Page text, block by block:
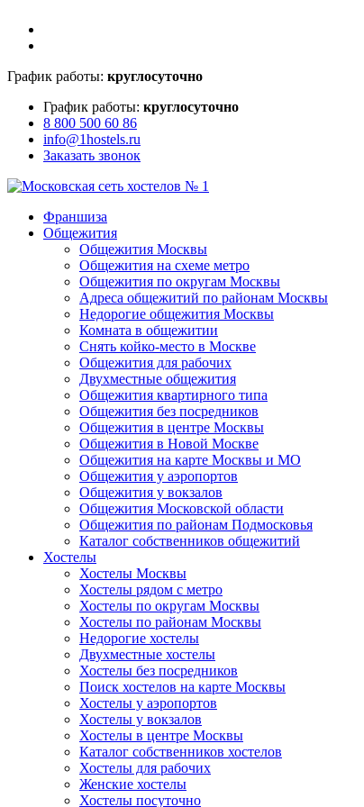
График работы: круглосуточно
График работы: круглосуточно
8 800 500 60 86
info@1hostels.ru
Заказать звонок
Франшиза
Общежития
Общежития Москвы
Общежития на схеме метро
Общежития по округам Москвы
Адреса общежитий по районам Москвы
Недорогие общежития Москвы
Комната в общежитии
Снять койко-место в Москве
Общежития для рабочих
Двухместные общежития
Общежития квартирного типа
Общежития без посредников
Общежития в центре Москвы
Общежития в Новой Москве
Общежития на карте Москвы и МО
Общежития у аэропортов
Общежития у вокзалов
Общежития Московской области
Общежития по районам Подмосковья
Каталог собственников общежитий
Хостелы
Хостелы Москвы
Хостелы рядом с метро
Хостелы по округам Москвы
Хостелы по районам Москвы
Недорогие хостелы
Двухместные хостелы
Хостелы без посредников
Поиск хостелов на карте Москвы
Хостелы у аэропортов
Хостелы у вокзалов
Хостелы в центре Москвы
Каталог собственников хостелов
Хостелы для рабочих
Женские хостелы
Хостелы посуточно